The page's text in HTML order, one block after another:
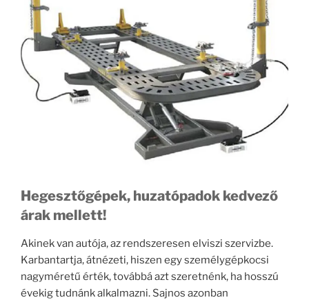
Hegesztőgépek, huzatópadok kedvező
árak mellett!
Akinek van autója, az rendszeresen elviszi szervizbe.
Karbantartja, átnézeti, hiszen egy személygépkocsi
nagyméretű érték, továbbá azt szeretnénk, ha hosszú
évekig tudnánk alkalmazni. Sajnos azonban